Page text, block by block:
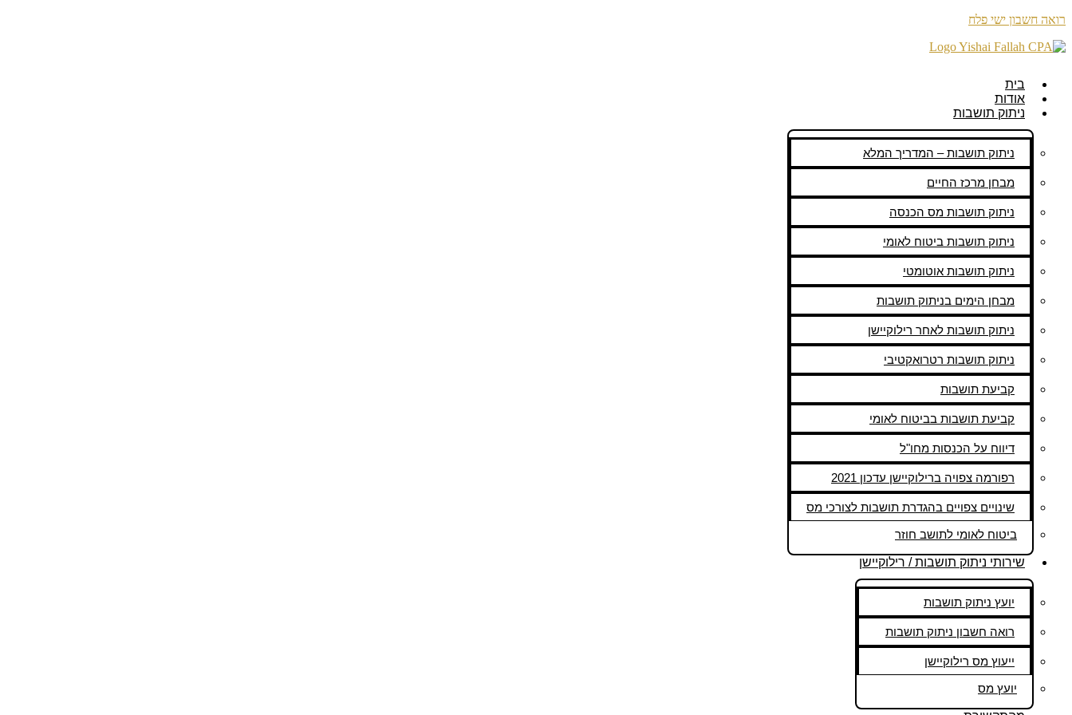
רואה חשבון ישי פלח
בית
אודות
ניתוק תושבות
ניתוק תושבות – המדריך המלא
מבחן מרכז החיים
ניתוק תושבות מס הכנסה
ניתוק תושבות ביטוח לאומי
ניתוק תושבות אוטומטי
מבחן הימים בניתוק תושבות
ניתוק תושבות לאחר רילוקיישן
ניתוק תושבות רטרואקטיבי
קביעת תושבות
קביעת תושבות בביטוח לאומי
דיווח על הכנסות מחו"ל
רפורמה צפויה ברילוקיישן עדכון 2021
שינויים צפויים בהגדרת תושבות לצורכי מס
ביטוח לאומי לתושב חוזר
שירותי ניתוק תושבות / רילוקיישן
יועץ ניתוק תושבות
רואה חשבון ניתוק תושבות
ייעוץ מס רילוקיישן
יועץ מס